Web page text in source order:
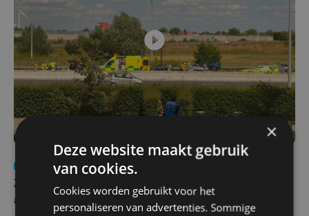
Nieuws Update
Zwaar ongeval op E403 in Izegem: drie rijstroken
afgesloten
×
Deze website maakt gebruik
van cookies.
Cookies worden gebruikt voor het
personaliseren van advertenties. Sommige